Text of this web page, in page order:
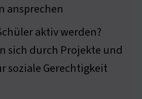
ansprechen
aktiv werden?
sich durch Projekte und
soziale Gerechtigkeit